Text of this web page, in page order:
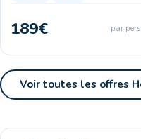
189€ par
Voir toutes les offres